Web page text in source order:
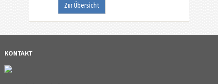
Zur Übersicht
KONTAKT